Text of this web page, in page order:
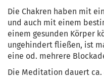
Die Chakren haben mit
und auch mit einem
einem gesunden Körper
ungehindert fließen, ist
eine od. mehrere
Die Meditation dauert